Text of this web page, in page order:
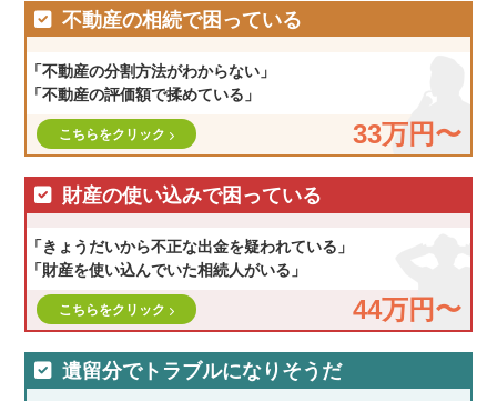
不動産の相続で困っている
「不動産の分割方法がわからない」
「不動産の評価額で揉めている」
33万円〜
こちらをクリック
財産の使い込みで困っている
「きょうだいから不正な出金を疑われている」
「財産を使い込んでいた相続人がいる」
44万円〜
こちらをクリック
遺留分でトラブルになりそうだ